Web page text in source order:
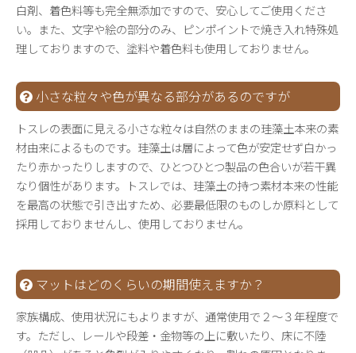
白剤、着色料等も完全無添加ですので、安心してご使用くださ
い。また、文字や絵の部分のみ、ピンポイントで焼き入れ特殊処
理しておりますので、塗料や着色料も使用しておりません。
小さな粒々や色が異なる部分があるのですが
トスレの表面に見える小さな粒々は自然のままの珪藻土本来の素
材由来によるものです。珪藻土は層によって色が安定せず白かっ
たり赤かったりしますので、ひとつひとつ製品の色合いが若干異
なり個性があります。トスレでは、珪藻土の持つ素材本来の性能
を最高の状態で引き出すため、必要最低限のものしか原料として
採用しておりませんし、使用しておりません。
マットはどのくらいの期間使えますか？
家族構成、使用状況にもよりますが、通常使用で２〜３年程度で
す。ただし、レールや段差・金物等の上に敷いたり、床に不陸